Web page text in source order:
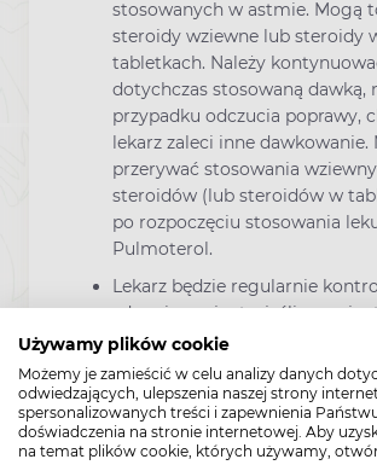
Używamy plików cookie
Możemy je zamieścić w celu analizy danych
odwiedzających, ulepszenia naszej strony
spersonalizowanych treści i zapewnienia
doświadczenia na stronie internetowej. Aby
na temat plików cookie, których używamy,
stosowanych w astmie. Mogą
steroidy wziewne lub steroidy
tabletkach. Należy
dotychczas stosowaną dawką,
przypadku odczucia poprawy,
lekarz zaleci inne dawkowanie.
przerywać stosowania
steroidów (lub steroidów w
po rozpoczęciu stosowania
Pulmoterol.
Lekarz będzie regularnie
zdrowia pacjenta, jeśli u
występuje nadczynność
cukrzyca (lek Pulmoterol może
stężenie cukru we krwi) lub
serca, w tym nieregularna lub
praca serca.